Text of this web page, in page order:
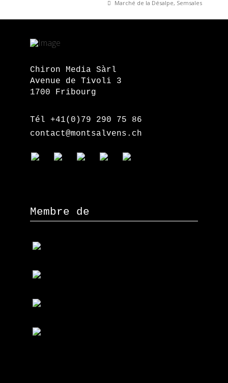
Marché de la Désalpe, Semsales
Chiron Media Sàrl
Avenue de Tivoli 3
1700 Fribourg
Tél +41(0)79 290 75 86
contact@montsalvens.ch
Membre de